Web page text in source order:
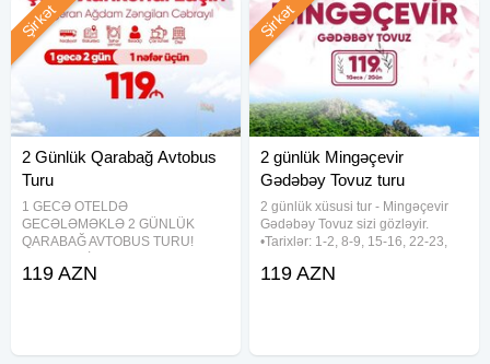
2 Günlük Qarabağ Avtobus
Turu
1 GECƏ OTELDƏ
GECƏLƏMƏKLƏ 2 GÜNLÜK
QARABAĞ AVTOBUS TURU!
AĞDAM • ƏSGƏRAN • XOCALI •
Şirkət
119 AZN
2 günlük Mingəçevir
Gədəbəy Tovuz turu
2 günlük xüsusi tur - Mingəçevir
Gədəbəy Tovuz sizi gözləyir.
•Tarixlər: 1-2, 8-9, 15-16, 22-23,
✓Tur paketinə daxildir: - Rahat vip
Şirkət
119 AZN